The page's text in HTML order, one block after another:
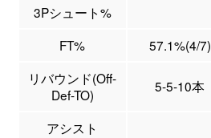
3Pシュート%
FT%
57.1%(4/7)
リバウンド(Off-
Def-TO)
5-5-10本
アシスト